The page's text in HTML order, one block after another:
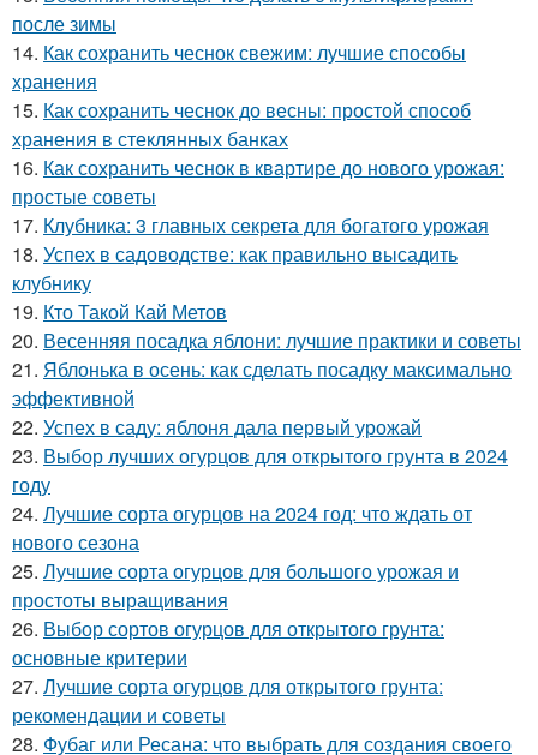
после зимы
14. Как сохранить чеснок свежим: лучшие способы
хранения
15. Как сохранить чеснок до весны: простой способ
хранения в стеклянных банках
16. Как сохранить чеснок в квартире до нового урожая:
простые советы
17. Клубника: 3 главных секрета для богатого урожая
18. Успех в садоводстве: как правильно высадить
клубнику
19. Кто Такой Кай Метов
20. Весенняя посадка яблони: лучшие практики и советы
21. Яблонька в осень: как сделать посадку максимально
эффективной
22. Успех в саду: яблоня дала первый урожай
23. Выбор лучших огурцов для открытого грунта в 2024
году
24. Лучшие сорта огурцов на 2024 год: что ждать от
нового сезона
25. Лучшие сорта огурцов для большого урожая и
простоты выращивания
26. Выбор сортов огурцов для открытого грунта:
основные критерии
27. Лучшие сорта огурцов для открытого грунта:
рекомендации и советы
28. Фубаг или Ресана: что выбрать для создания своего